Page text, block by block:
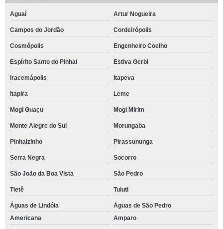
Aguaí Artur Nogueira
Campos do Jordão Cordeirópolis
Cosmópolis Engenheiro Coelho
Espírito Santo do Pinhal Estiva Gerbi
Iracemápolis Itapeva
Itapira Leme
Mogi Guaçu Mogi Mirim
Monte Alegre do Sul Morungaba
Pinhalzinho Pirassununga
Serra Negra Socorro
São João da Boa Vista São Pedro
Tietê Tuiuti
Águas de Lindóia
Águas de São Pedro
Americana
Amparo